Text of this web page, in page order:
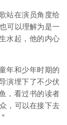
站在演员角度给
可以理解为是一
水起，他的内心
年和少年时期的
演埋下了不少伏
，看过书的读者
，可以在接下去